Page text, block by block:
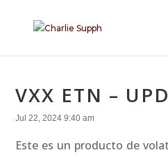
VXX ETN –
Jul 22, 2024 9:40 am
Este es un producto de